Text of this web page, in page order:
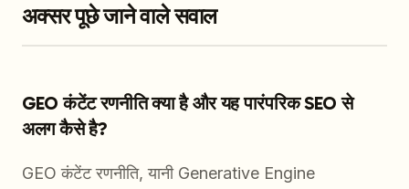
अक्सर पूछे जाने वाले सवाल
GEO कंटेंट रणनीति क्या है और यह पारंपरिक SEO से
अलग कैसे है?
GEO कंटेंट रणनीति, यानी Generative Engine